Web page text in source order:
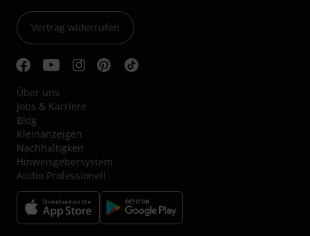
Vertrag widerrufen
Über uns
Jobs & Karriere
Blog
Kleinanzeigen
Nachhaltigkeit
Hinweisgebersystem
Audio Professionell